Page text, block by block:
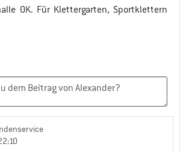
OK. Für Klettergarten, Sportklettern